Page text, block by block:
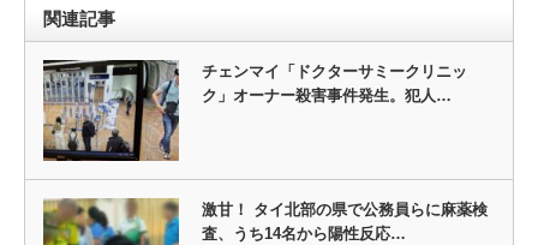
関連記事
チェンマイ「ドクターサミークリニッ
ク」オーナー殺害事件発生。犯人…
激甘！ タイ北部の県で公務員らに麻薬検
査、うち14名から陽性反応…